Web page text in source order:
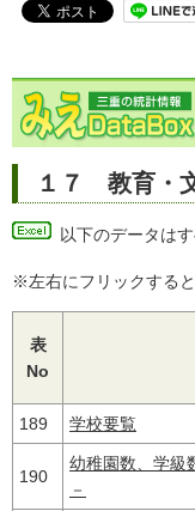
１７ 教育・
以下のデータは
※左右にフリックする
表
No
189 学校要覧
190
幼稚園数、学級
－